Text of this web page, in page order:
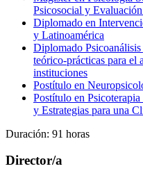
Psicosocial y
Diplomado en
y Latinoamérica
Diplomado
teórico-prácticas para el
instituciones
Postítulo en
Postítulo en
y Estrategias para una
Duración: 91 horas
Director/a